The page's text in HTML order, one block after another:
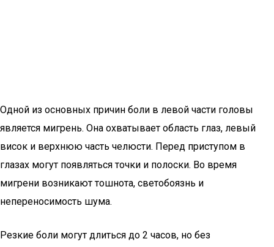
Одной из основных причин боли в левой части головы
является мигрень. Она охватывает область глаз, левый
висок и верхнюю часть челюсти. Перед приступом в
глазах могут появляться точки и полоски. Во время
мигрени возникают тошнота, светобоязнь и
непереносимость шума.
Резкие боли могут длиться до 2 часов, но без